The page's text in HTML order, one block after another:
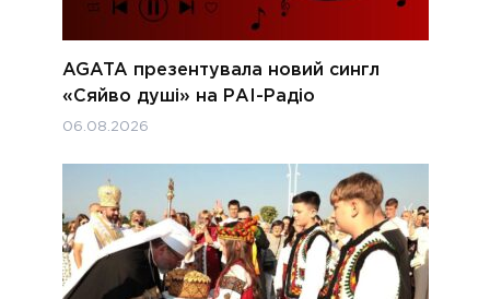
AGATA презентувала новий сингл
«Сяйво душі» на РАІ-Радіо
06.08.2026